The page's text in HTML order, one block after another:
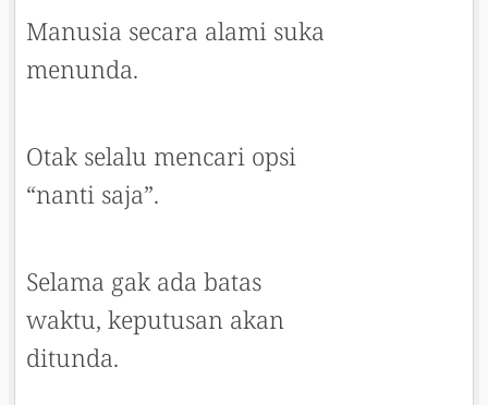
Manusia secara alami suka
menunda.
Otak selalu mencari opsi
“nanti saja”.
Selama gak ada batas
waktu, keputusan akan
ditunda.